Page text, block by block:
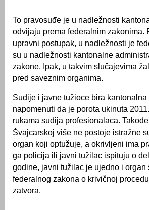
To pravosuđe je u nadležnosti
odvijaju prema federalnim zakonima.
upravni postupak, u nadležnosti je
su u nadležnosti kantonalne
zakone. Ipak, u takvim slučajevima
pred saveznim organima.
Sudije i javne tužioce bira kantonalna
napomenuti da je porota ukinuta
rukama sudija profesionalaca.
Švajcarskoj više ne postoje istražne
organ koji optužuje, a okrivljeni ima
ga policija ili javni tužilac ispituju o
godine, javni tužilac je ujedno i
federalnog zakona o krivičnoj
zatvora.